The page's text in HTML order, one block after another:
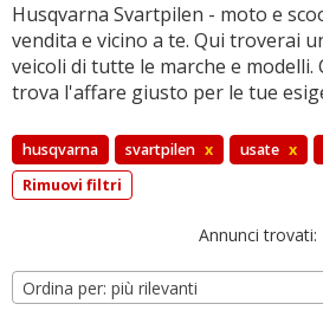
Husqvarna Svartpilen - moto e
vendita e vicino a te. Qui troverai
veicoli di tutte le marche e modelli.
trova l'affare giusto per le tue
husqvarna svartpilen x usate x
Rimuovi filtri
Annunci trovati:
Ordina per: più rilevanti